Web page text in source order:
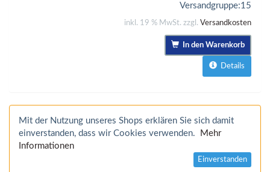
Versandgruppe:15
inkl. 19 % MwSt. zzgl. Versandkosten
In den Warenkorb
Details
Mit der Nutzung unseres Shops erklären Sie sich damit
einverstanden, dass wir Cookies verwenden.
Mehr
Informationen
Einverstanden